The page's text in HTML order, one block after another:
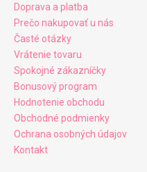
Doprava a platba
Prečo nakupovať u nás
Časté otázky
Vrátenie tovaru
Spokojné zákazníčky
Bonusový program
Hodnotenie obchodu
Obchodné podmienky
Ochrana osobných údajov
Kontakt